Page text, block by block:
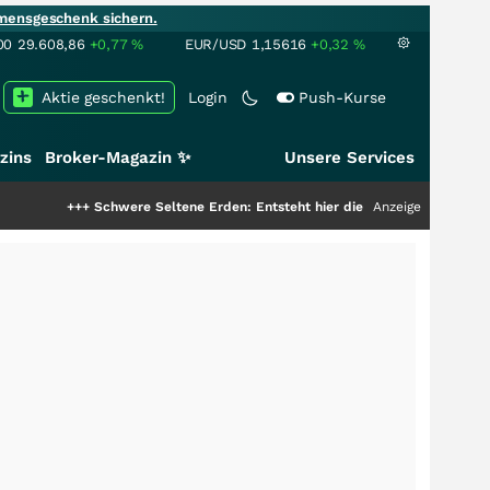
sichern.
29.608,86 +0,77% EUR/USD 1,15616 +0,32 %
Login Push-Kurse
Aktie geschenkt!
Broker-Magazin ✨ Unsere Services
Schwere Seltene Erden: Entsteht hier die nächste Milliardenstory?
Anzeige